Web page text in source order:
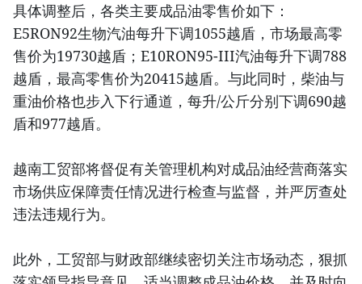
具体调整后，各类主要成品油零售价如下：
E5RON92生物汽油每升下调1055越盾，市场最高零
售价为19730越盾；E10RON95-III汽油每升下调788
越盾，最高零售价为20415越盾。与此同时，柴油与
重油价格也步入下行通道，每升/公斤分别下调690越
盾和977越盾。
越南工贸部将督促有关管理机构对成品油经营商落实
市场供应保障责任情况进行检查与监督，并严厉查处
违法违规行为。
此外，工贸部与财政部继续密切关注市场动态，狠抓